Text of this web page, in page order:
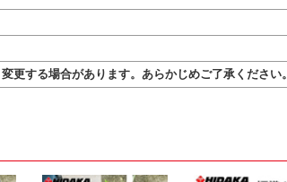
更する場合があります。あらかじめご了承ください。